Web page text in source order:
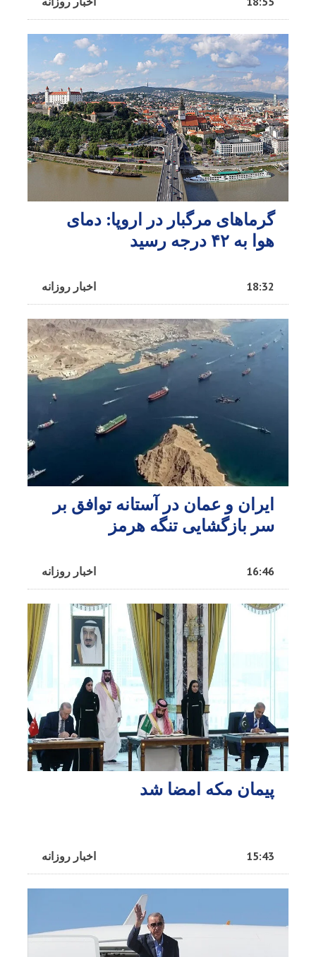
گرماهای مرگبار در اروپا: دمای
هوا به ۴۲ درجه رسید
اخبار روزانه 18:32
ایران و عمان در آستانه توافق بر
سر بازگشایی تنگه هرمز
اخبار روزانه 16:46
پیمان مکه امضا شد
اخبار روزانه 15:43